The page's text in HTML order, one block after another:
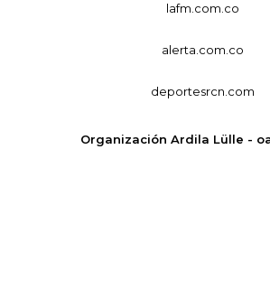
lafm.com.co
alerta.com.co
deportesrcn.com
Organización Ardila Lülle -